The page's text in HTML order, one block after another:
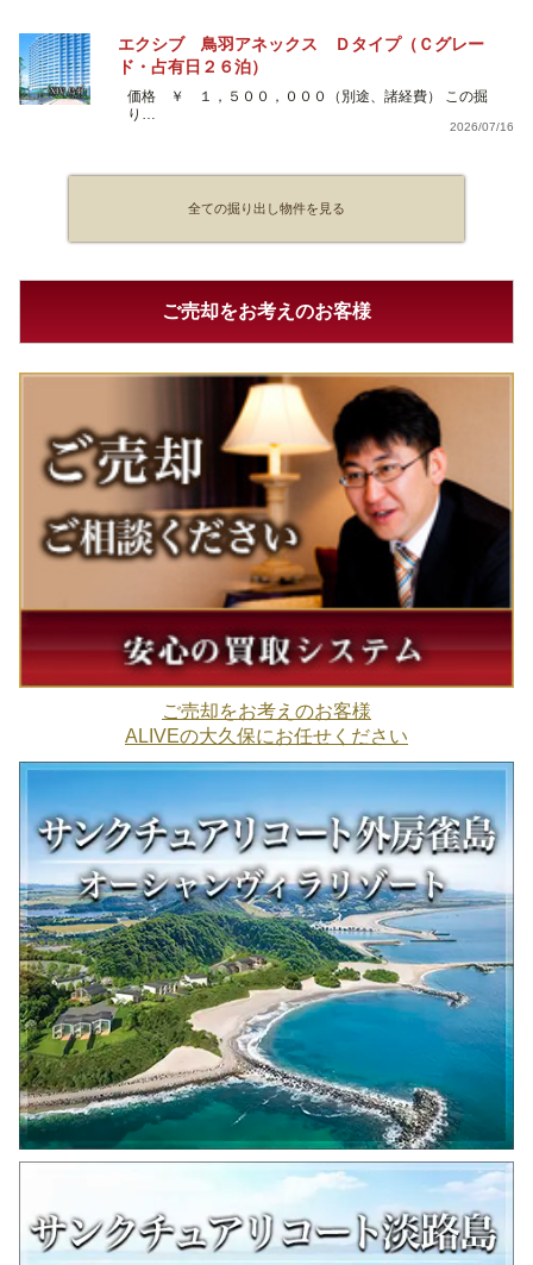
エクシブ 鳥羽アネックス Ｄタイプ（Ｃグレー
ド・占有日２６泊）
価格 ￥ １，５００，０００（別途、諸経費） この掘
り…
2026/07/16
全ての掘り出し物件を見る
ご売却をお考えのお客様
ご売却をお考えのお客様
ALIVEの大久保にお任せください